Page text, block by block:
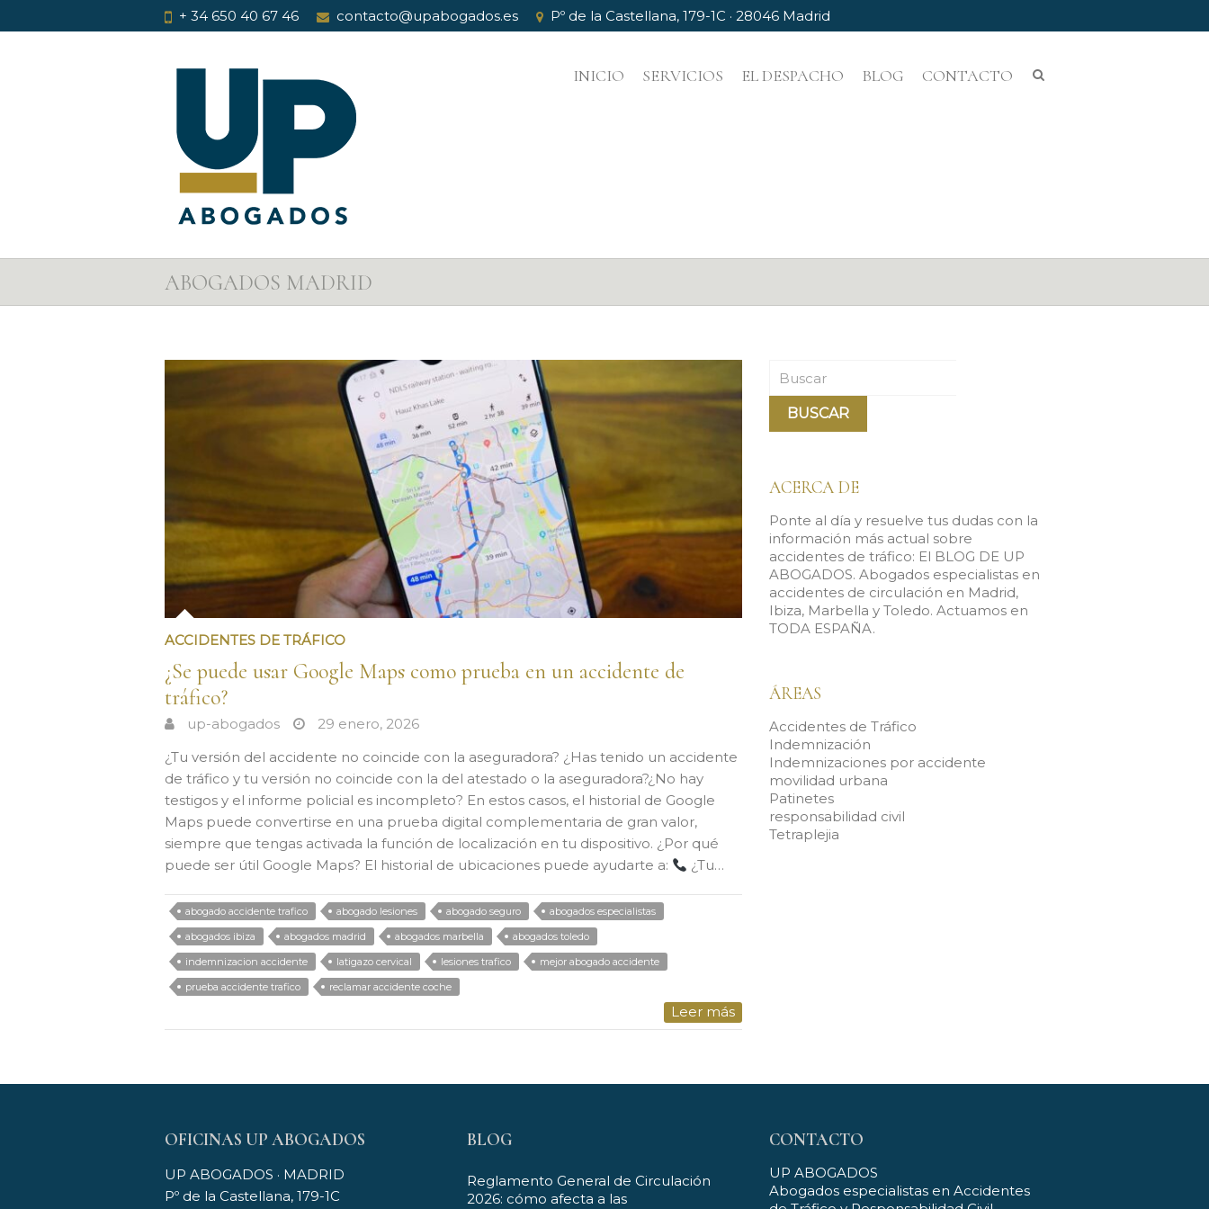
+ 34 650 40 67 46 contacto@upabogados.es Pº de la Castellana, 179-1C · 28046 Madrid
INICIO SERVICIOS EL DESPACHO BLOG CONTACTO
ABOGADOS MADRID
ACCIDENTES DE TRÁFICO
¿Se puede usar Google Maps como prueba en un accidente de
tráfico?
up-abogados
29 enero, 2026
¿Tu versión del accidente no coincide con la aseguradora? ¿Has tenido un accidente
de tráfico y tu versión no coincide con la del atestado o la aseguradora?¿No hay
testigos y el informe policial es incompleto? En estos casos, el historial de Google
Maps puede convertirse en una prueba digital complementaria de gran valor,
siempre que tengas activada la función de localización en tu dispositivo. ¿Por qué
puede ser útil Google Maps? El historial de ubicaciones puede ayudarte a:
¿Tu…
abogado accidente trafico abogado lesiones abogado seguro
abogados especialistas
abogados ibiza
abogados madrid abogados marbella
abogados toledo
indemnizacion accidente
latigazo cervical lesiones trafico
mejor abogado accidente
prueba accidente trafico
reclamar accidente coche
Leer más
ACERCA DE
Ponte al día y resuelve tus dudas con la
información más actual sobre
accidentes de tráfico: El BLOG DE UP
ABOGADOS. Abogados especialistas en
accidentes de circulación en Madrid,
Ibiza, Marbella y Toledo. Actuamos en
TODA ESPAÑA.
ÁREAS
Accidentes de Tráfico
Indemnización
Indemnizaciones por accidente
movilidad urbana
Patinetes
responsabilidad civil
Tetraplejia
OFICINAS UP ABOGADOS
UP ABOGADOS · MADRID
Pº de la Castellana, 179-1C
BLOG
Reglamento General de Circulación
2026: cómo afecta a las
CONTACTO
UP ABOGADOS
Abogados especialistas en Accidentes